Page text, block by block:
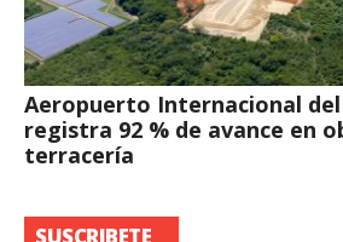
Aeropuerto Internacional
registra 92 % de avance en
terracería
SUSCRIBETE